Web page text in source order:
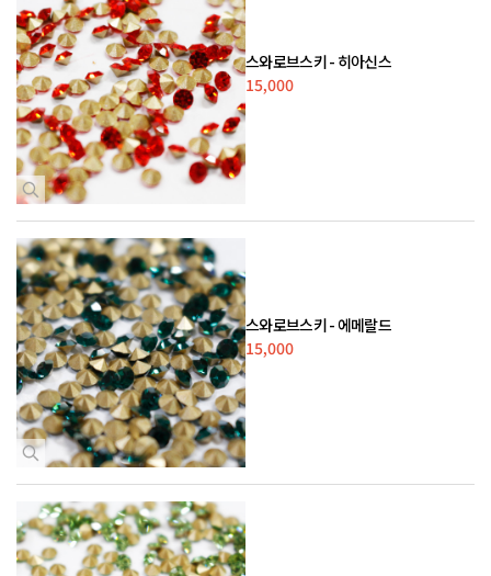
스와로브스키 - 히아신스
15,000
스와로브스키 - 에메랄드
15,000